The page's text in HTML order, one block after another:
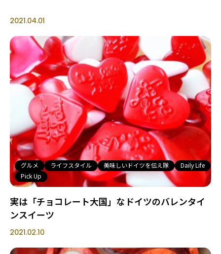
2021.04.01
グルメ ライフスタイル 美味しいドイツを伝え隊
Daily Life
Pick Up
実は「チョコレート大国」なドイツのバレンタイ
ンスイーツ
2021.02.10